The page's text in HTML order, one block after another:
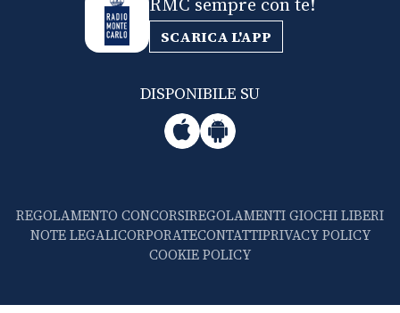
SCARICA L'APP
DISPONIBILE SU
REGOLAMENTO CONCORSIREGOLAMENTI GIOCHI LIBERI
NOTE LEGALICORPORATECONTATTIPRIVACY POLICY
COOKIE POLICY